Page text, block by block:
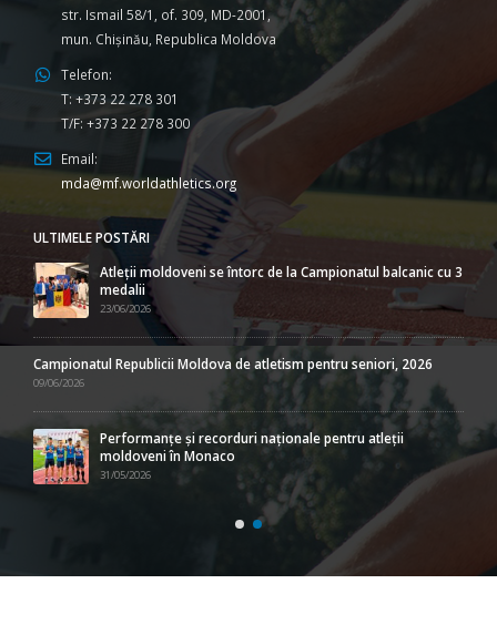
str. Ismail 58/1, of. 309, MD-2001,
mun. Chişinău, Republica Moldova
Telefon:
T: +373 22 278 301
T/F: +373 22 278 300
Email:
mda@mf.worldathletics.org
ULTIMELE POSTĂRI
Atleții moldoveni se întorc de la Campionatul balcanic cu 3
medalii
23/06/2026
Campionatul Republicii Moldova de atletism pentru seniori, 2026
09/06/2026
Performanțe și recorduri naționale pentru atleții
moldoveni în Monaco
31/05/2026